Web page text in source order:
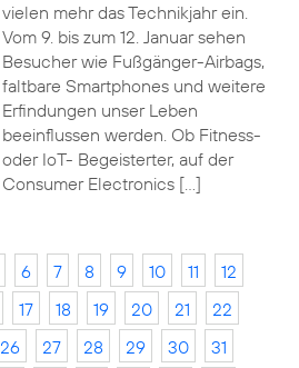
vielen mehr das Technikjahr ein.
Vom 9. bis zum 12. Januar sehen
Besucher wie Fußgänger-Airbags,
faltbare Smartphones und weitere
Erfindungen unser Leben
beeinflussen werden. Ob Fitness-
oder IoT- Begeisterter, auf der
Consumer Electronics […]
6 7 8 9 10 11
12
17 18 19 20 21
22
26 27 28 29 30
31